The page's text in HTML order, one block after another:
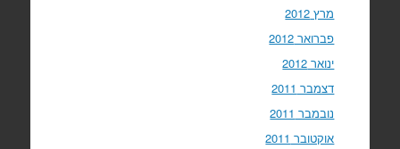
מרץ 2012
פברואר 2012
ינואר 2012
דצמבר 2011
נובמבר 2011
אוקטובר 2011